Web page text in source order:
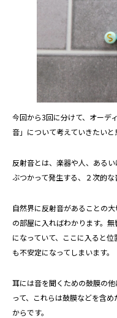
今回から3回に分けて、オーデ
音」について考えていきたいと
反射音とは、楽器や人、ある
ぶつかって発生する、２次的な
自然界に反射音があることの
の部屋に入ればわかります。
になっていて、ここに入ると
も不安定になってしまいます。
耳には音を聞くための鼓膜の
って、これらは鼓膜などを含
からです。